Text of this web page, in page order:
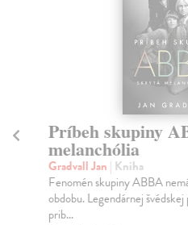
Príbeh skupiny
melanchólia
Gradvall Jan | Kniha
Fenomén skupiny ABBA
obdobu. Legendárnej
prib...